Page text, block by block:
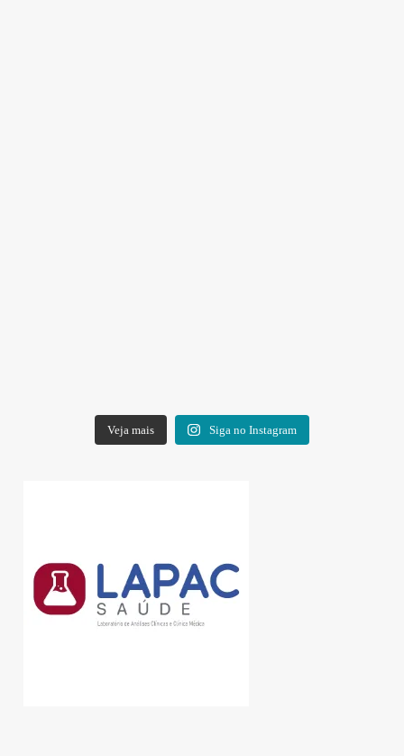
Veja mais Siga no Instagram